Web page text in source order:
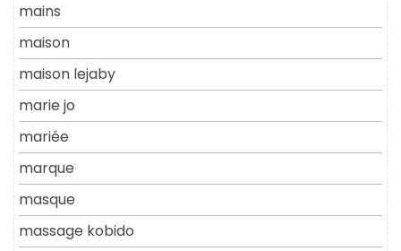
mains
maison
maison lejaby
marie jo
mariée
marque
masque
massage kobido